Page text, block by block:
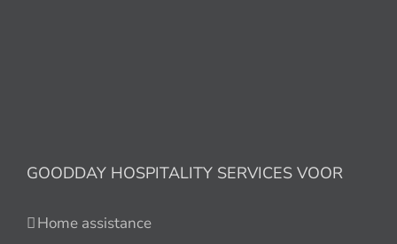
GOODDAY HOSPITALITY SERVICES VOOR
Home assistance